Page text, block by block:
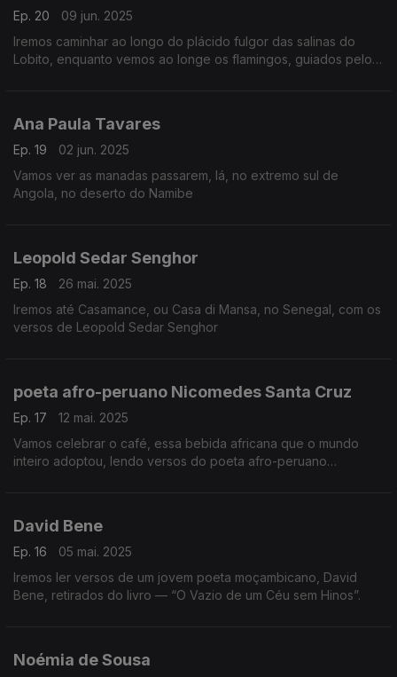
Ep. 20
09 jun. 2025
Iremos caminhar ao longo do plácido fulgor das salinas do
Lobito, enquanto vemos ao longe os flamingos, guiados pelos
Ana Paula Tavares
Ep. 19
02 jun. 2025
Vamos ver as manadas passarem, lá, no extremo sul de
Angola, no deserto do Namibe
Leopold Sedar Senghor
Ep. 18
26 mai. 2025
Iremos até Casamance, ou Casa di Mansa, no Senegal, com os
versos de Leopold Sedar Senghor
poeta afro-peruano Nicomedes Santa Cruz
Ep. 17
12 mai. 2025
Vamos celebrar o café, essa bebida africana que o mundo
inteiro adoptou, lendo versos do poeta afro-peruano
David Bene
Ep. 16
05 mai. 2025
Iremos ler versos de um jovem poeta moçambicano, David
Bene, retirados do livro — “O Vazio de um Céu sem Hinos”.
Noémia de Sousa